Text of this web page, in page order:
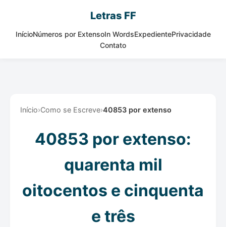
Letras FF
InícioNúmeros por ExtensoIn WordsExpedientePrivacidade
Contato
Início›Como se Escreve›40853 por extenso
40853 por extenso:
quarenta mil
oitocentos e cinquenta
e três